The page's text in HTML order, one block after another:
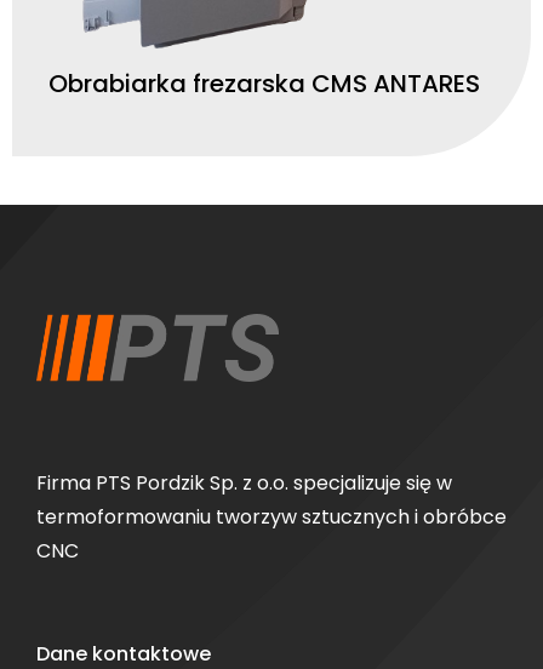
Obrabiarka frezarska CMS ANTARES
Firma PTS Pordzik Sp. z o.o. specjalizuje się w
termoformowaniu tworzyw sztucznych i obróbce
CNC
Dane kontaktowe